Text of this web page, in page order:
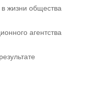
жизни общества
агентства